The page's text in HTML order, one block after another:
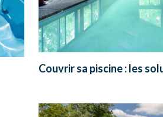
Couvrir sa piscine : les